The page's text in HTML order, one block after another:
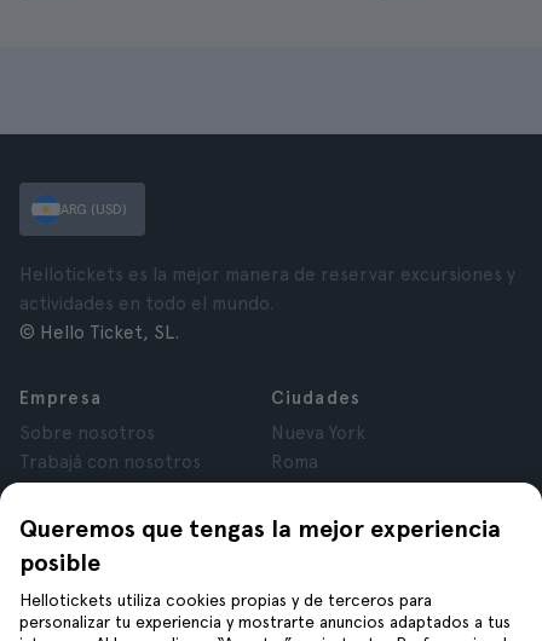
Queremos que tengas la mejor experiencia
posible
Hellotickets utiliza cookies propias y de terceros para
personalizar tu experiencia y mostrarte anuncios adaptados a tus
ARG (USD)
Hellotickets es la mejor manera de reservar excursiones y
actividades en todo el mundo.
© Hello Ticket, SL.
Empresa
Sobre nosotros
Trabajá con nosotros
Opiniones
Privacidad
Términos y Condiciones
Aviso Legal
Cookies
Ciudades
Nueva York
Roma
Londres
Granada
Tenerife